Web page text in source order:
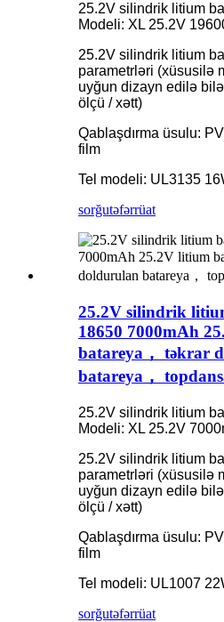
25.2V silindrik litium
Modeli: XL 25.2V
25.2V silindrik litium
parametrləri (xüsusilə
uyğun dizayn edilə
ölçü / xətt)
Qablaşdırma üsulu:
film
Tel modeli: UL3135
sorğutəfərrüat
25.2V silindrik
18650 7000mAh
batareya， təkrar
batareya，
25.2V silindrik litium
Modeli: XL 25.2V
25.2V silindrik litium
parametrləri (xüsusilə
uyğun dizayn edilə
ölçü / xətt)
Qablaşdırma üsulu:
film
Tel modeli: UL1007
sorğutəfərrüat